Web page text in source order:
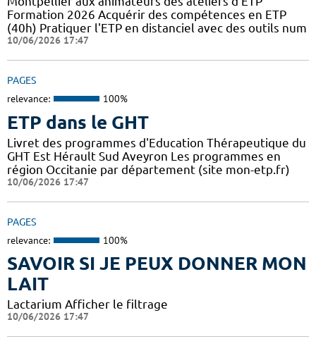
Formation 2026 Acquérir des compétences en ETP
(40h) Pratiquer l'ETP en distanciel avec des outils num
10/06/2026 17:47
PAGES
relevance: 100%
ETP dans le GHT
Livret des programmes d'Education Thérapeutique du
GHT Est Hérault Sud Aveyron Les programmes en
région Occitanie par département (site mon-etp.fr)
10/06/2026 17:47
PAGES
relevance: 100%
SAVOIR SI JE PEUX DONNER MON
LAIT
Lactarium Afficher le filtrage
10/06/2026 17:47